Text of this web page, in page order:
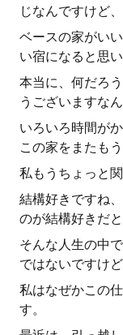
じなんですけど、
ベースの家がい
い宿になると思い
本当に、何だろ
うございますなん
いろいろ時間が
この家をまたも
私もうちょっと
結構好きですね
のが結構好きだ
そんな人生の中
ではないですけど
私はなぜかこの
す。